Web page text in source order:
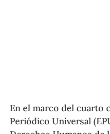
En el marco del cuarto
Periódico Universal